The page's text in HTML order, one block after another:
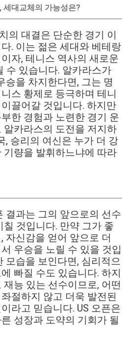
세대교체의 가능성은?
의 대결은 단순한 경기 이
. 이는 젊은 세대와 베테랑
자, 테니스 역사의 새로운
수 있습니다. 알카라스가
승을 차지한다면, 그는 명
스 황제로 등극하며 테니
끌어갈 것입니다. 하지만
한 경험과 노련한 경기 운
알카라스의 도전을 저지하
, 승리의 여신은 누가 더 강
기량을 발휘하느냐에 따라
결과는 그의 앞으로의 선수
것입니다. 만약 그가 좋
자신감을 얻어 앞으로 더
우승을 노릴 수 있을 것입
모습을 보인다면, 심리적으
빠질 수도 있습니다. 하지
능 있는 선수이므로, 어떤
절하지 않고 더욱 발전된
라고 믿습니다. US 오픈은
성장과 도약의 기회가 될